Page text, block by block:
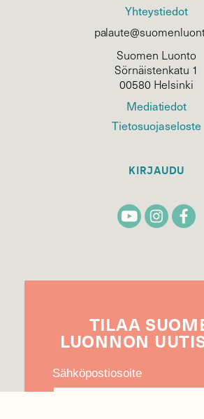
Yhteystiedot
Suomen Luonto
Sörnäistenkatu 1
00580 Helsinki
Mediatiedot
Tietosuojaseloste
KIRJAUDU
TILAA
LUONNON
Sähköpostiosoite